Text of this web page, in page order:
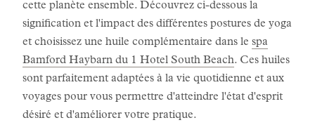
cette planète ensemble. Découvrez ci-dessous la
signification et l'impact des différentes postures de yoga
et choisissez une huile complémentaire dans le spa
Bamford Haybarn du 1 Hotel South Beach. Ces huiles
sont parfaitement adaptées à la vie quotidienne et aux
voyages pour vous permettre d'atteindre l'état d'esprit
désiré et d'améliorer votre pratique.